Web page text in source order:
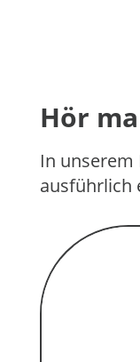
Hör
In unserem
ausführlich